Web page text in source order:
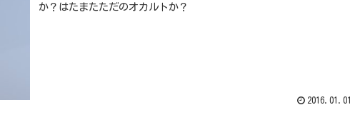
か？はたまたただのオカルトか？
2016.01.01